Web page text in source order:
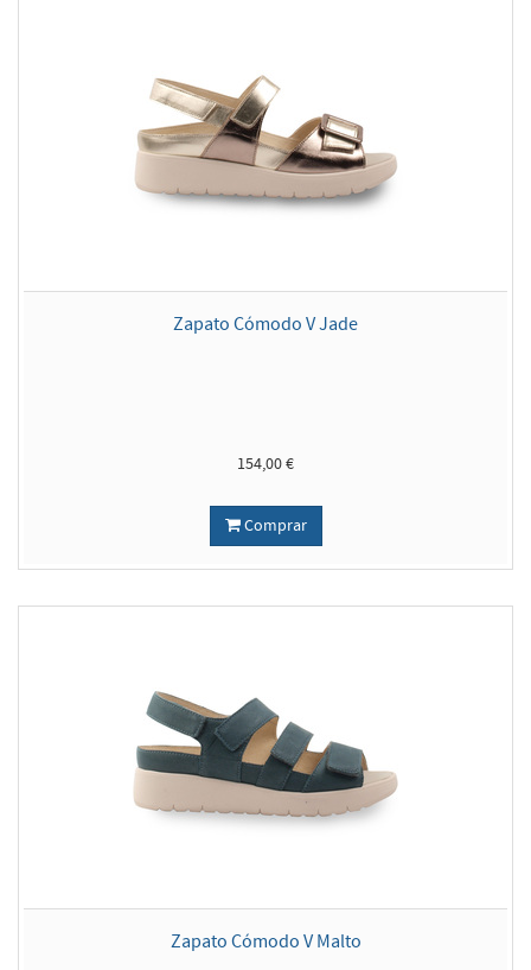
Zapato Cómodo V Jade
154,00 €
Comprar
Zapato Cómodo V Malto